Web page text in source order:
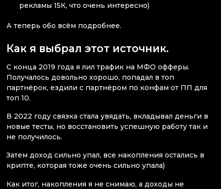
рекламы 15К, что очень интересно)
А теперь обо всём подробнее.
Как я выбрал этот источник.
С конца 2019 года я лил трафик на МФО офферы.
Получалось довольно хорошо, попадал в топ
партнёрок, ездили с партнёром по конфам от ПП для
топ 10.
В 2022 году связка стала увядать, вкладывал деньги в
новые тесты, но восстановить успешную работу так и
не получилось.
Затем доход сильно упал, все накопления остались в
крипте, которая тоже очень сильно упала)
Как итог, накопления я не снимаю, а доходы не